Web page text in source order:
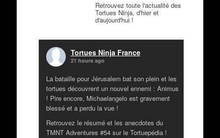
Retrouvez toute l'actualité des
Tortues Ninja, d'hier et
d'aujourd'hui !
Tortues Ninja France
21 hours ago
La bataille pour Jérusalem bat son plein et les
tortues découvrent un nouvel ennemi : Animus
! Pire encore, Michaelangelo est gravement
blessé et a perdu la vue !
Retrouvez le résumé et les anecdotes du
TMNT Adventures #54 sur le Tortuepédia !